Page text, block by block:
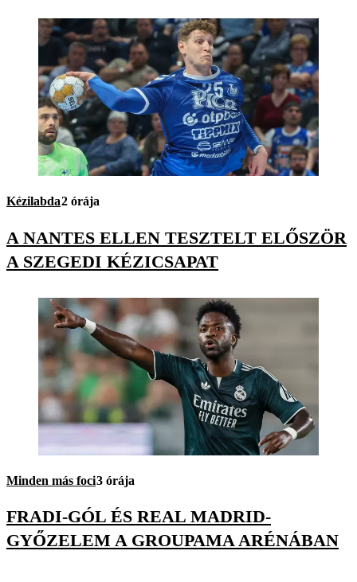
Kézilabda2 órája
A NANTES ELLEN TESZTELT ELŐSZÖR
A SZEGEDI KÉZICSAPAT
Minden más foci3 órája
FRADI-GÓL ÉS REAL MADRID-
GYŐZELEM A GROUPAMA ARÉNÁBAN